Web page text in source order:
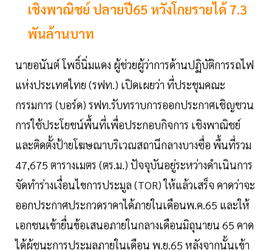
เชิงพาณิชย์ ปลายปี65 หวังโกยรายได้ 7.3
พันล้านบาท
นายอนันต์ โพธิ์นิ่มแดง ผู้ช่วยผู้ว่าการด้านปฏิบัติการรถไฟ
แห่งประเทศไทย (รฟท.) เปิดเผยว่า ที่ประชุมคณะ
กรรมการ (บอร์ด) รฟท.รับทราบการออกประกาศเชิญชวน
การใช้ประโยชน์พื้นที่เพื่อประกอบกิจการ เชิงพาณิชย์
และติดตั้งป้ายโฆษณาบริเวณสถานีกลางบางซื่อ พื้นที่รวม
47,675 ตารางเมตร (ตร.ม.) ปัจจุบันอยู่ระหว่างดำเนินการ
จัดทำร่างเงื่อนไขการประมูล (TOR) ให้แล้วเสร็จ คาดว่าจะ
ออกประกาศประกวดราคาได้ภายในเดือนพ.ค.65 และให้
เอกชนเข้ายื่นข้อเสนอภายในกลางเดือนมิถุนายน 65 คาด
ได้ผู้ชนะการประมูลภายในเดือน พ.ย.65 หลังจากนั้นเข้า